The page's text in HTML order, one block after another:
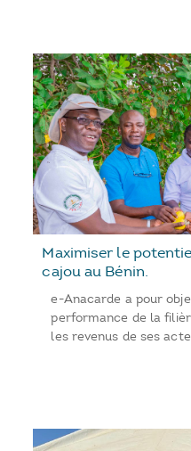
Maximiser le
cajou au Bénin.
e-Anacarde a pour
performance de la
les revenus de ses